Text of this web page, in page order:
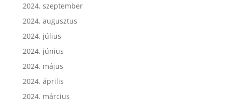
2024. szeptember
2024. augusztus
2024. július
2024. június
2024. május
2024. április
2024. március